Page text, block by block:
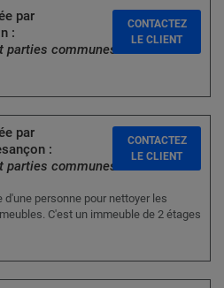
par
:
parties communes
CONTACTEZ
LE CLIENT
par
:
parties communes
d'une personne pour nettoyer les
C'est un immeuble de 2 étages
CONTACTEZ
LE CLIENT